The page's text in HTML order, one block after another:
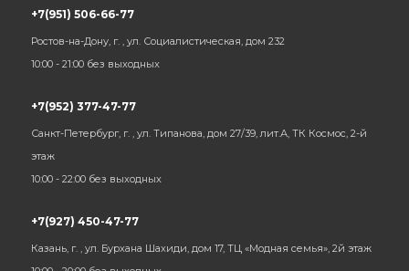
+7(951) 506-66-77
Ростов-на-Дону, г. , ул. Социалистическая, дом 232
10:00 - 21:00 без выходных
+7(952) 377-47-77
Санкт-Петербург, г. , ул. Типанова, дом 27/39, лит.А, ТК Космос, 2-й
этаж
10:00 - 22:00 без выходных
+7(927) 450-47-77
Казань, г. , ул. Бурхана Шахиди, дом 17, ТЦ «Модная семья», 2й этаж